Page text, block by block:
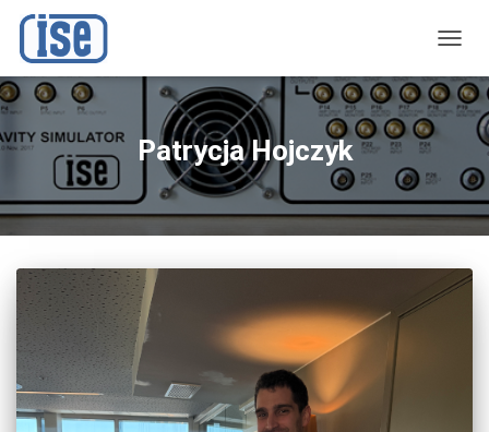
Patrycja Hojczyk